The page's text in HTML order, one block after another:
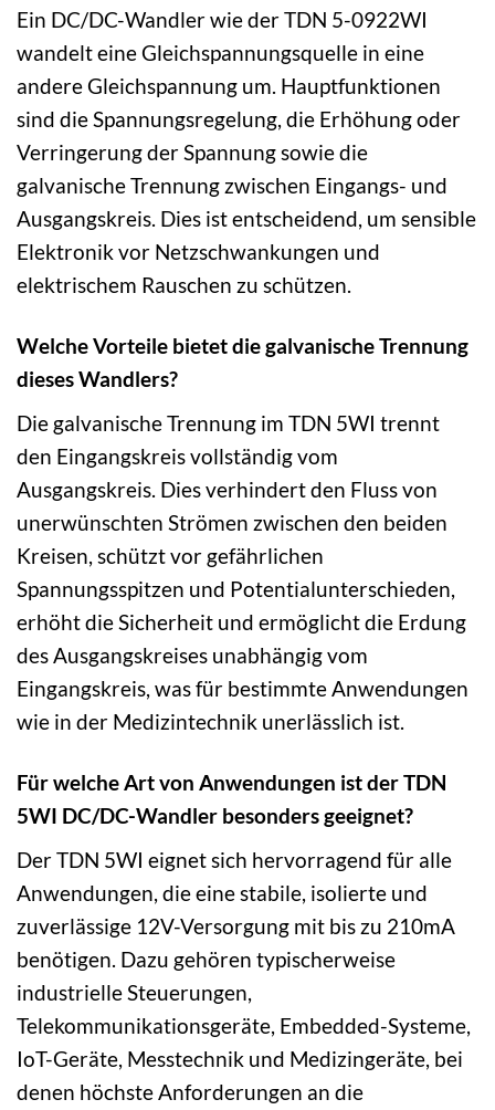
Ein DC/DC-Wandler wie der TDN 5-0922WI
wandelt eine Gleichspannungsquelle in eine
andere Gleichspannung um. Hauptfunktionen
sind die Spannungsregelung, die Erhöhung oder
Verringerung der Spannung sowie die
galvanische Trennung zwischen Eingangs- und
Ausgangskreis. Dies ist entscheidend, um sensible
Elektronik vor Netzschwankungen und
elektrischem Rauschen zu schützen.
Welche Vorteile bietet die galvanische Trennung
dieses Wandlers?
Die galvanische Trennung im TDN 5WI trennt
den Eingangskreis vollständig vom
Ausgangskreis. Dies verhindert den Fluss von
unerwünschten Strömen zwischen den beiden
Kreisen, schützt vor gefährlichen
Spannungsspitzen und Potentialunterschieden,
erhöht die Sicherheit und ermöglicht die Erdung
des Ausgangskreises unabhängig vom
Eingangskreis, was für bestimmte Anwendungen
wie in der Medizintechnik unerlässlich ist.
Für welche Art von Anwendungen ist der TDN
5WI DC/DC-Wandler besonders geeignet?
Der TDN 5WI eignet sich hervorragend für alle
Anwendungen, die eine stabile, isolierte und
zuverlässige 12V-Versorgung mit bis zu 210mA
benötigen. Dazu gehören typischerweise
industrielle Steuerungen,
Telekommunikationsgeräte, Embedded-Systeme,
IoT-Geräte, Messtechnik und Medizingeräte, bei
denen höchste Anforderungen an die